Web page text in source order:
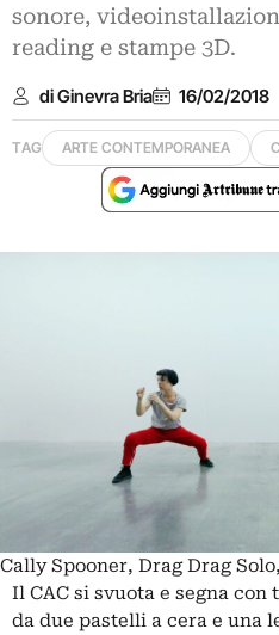
sonore,
reading e stampe 3D.
di Ginevra Bria 16/02/2018
TAG ARTE CONTEMPORANEA
Cally Spooner, Drag Drag
Il CAC si svuota e segna
da due pastelli a cera e una